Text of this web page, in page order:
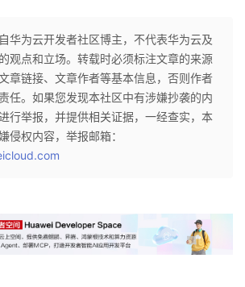
华为云开发者社区博主，不代表华为云及
观点和立场。转载时必须标注文章的来源
章链接、文章作者等基本信息，否则作者
任。如果您发现本社区中有涉嫌抄袭的内
行举报，并提供相关证据，一经查实，本
侵权内容，举报邮箱：